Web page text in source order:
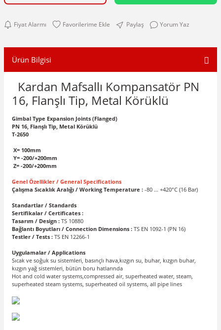
Fiyat Alarmı Paylaş Yorum Yaz
Ürün Bilgisi
Kardan Mafsallı Kompansatör PN
16, Flanşlı Tip, Metal Körüklü
Gimbal Type Expansion Joints (Flanged)
PN 16, Flanşlı Tip, Metal Körüklü
T-2650
X= 100mm
Y= -200/+200mm
Z= -200/+200mm
Genel Özellikler / General Specifications
Çalışma Sıcaklık Aralığı / Working Temperature : -80 ... +420°C (16 Bar)
Standartlar / Standards
Sertifikalar / Certificates :
Tasarım / Design : TS 10880
Bağlantı Boyutları / Connection Dimensions : TS EN 1092-1 (PN 16)
Testler / Tests : TS EN 12266-1
Uygulamalar / Applications
Sıcak ve soğuk su sistemleri, basınçlı hava,kızgın su, buhar, kızgın buhar,
kızgın yağ sistemleri, bütün boru hatlarında
Hot and cold water systems,compressed air, superheated water, steam,
superheated steam systems, superheated oil systems, all pipe lines